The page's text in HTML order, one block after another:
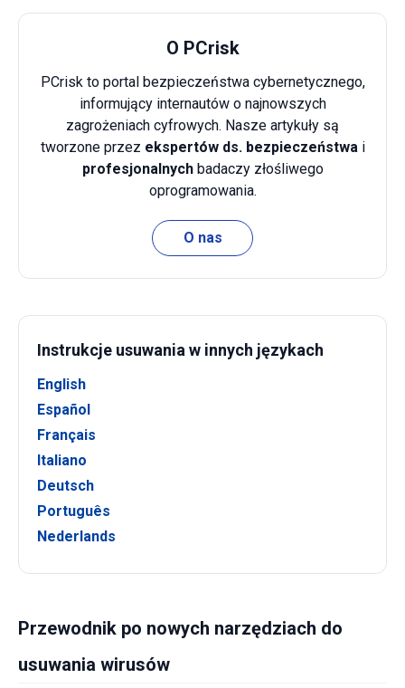
O PCrisk
PCrisk to portal bezpieczeństwa cybernetycznego,
informujący internautów o najnowszych
zagrożeniach cyfrowych. Nasze artykuły są
tworzone przez ekspertów ds. bezpieczeństwai
profesjonalnychbadaczy złośliwego
oprogramowania.
O nas
Instrukcje usuwania w innych językach
English
Español
Français
Italiano
Deutsch
Português
Nederlands
Przewodnik po nowych narzędziach do
usuwania wirusów